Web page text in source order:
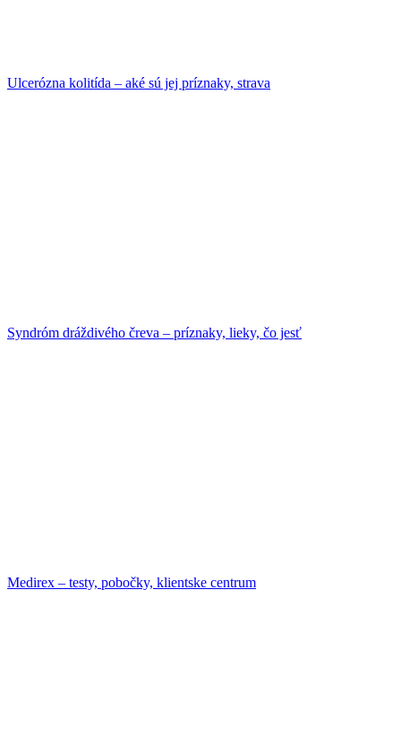
Ulcerózna kolitída – aké sú jej príznaky, strava
Syndróm dráždivého čreva – príznaky, lieky, čo jesť
Medirex – testy, pobočky, klientske centrum